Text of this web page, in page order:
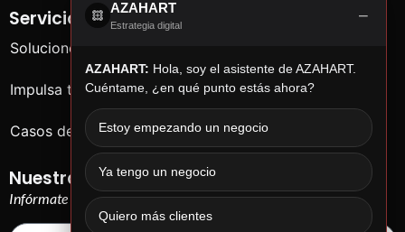
Servicios
Soluciones para empresas
Impulsa tu negocio
Casos de éxito
Nuestras chorradas
Infórmate de cosas que no te importan…
AZAHART
Estrategia digital −
AZAHART: Hola, soy el asistente de AZAHART.
Cuéntame, ¿en qué punto estás ahora?
Estoy empezando un negocio
Ya tengo un negocio
Quiero más clientes